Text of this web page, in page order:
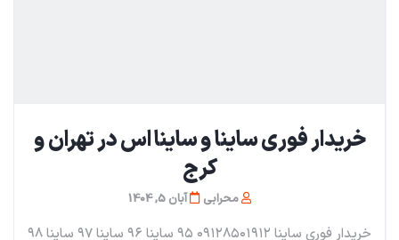
خریدار فوری ساینا و ساینا اس در تهران و
کرج
محرابی آبان 5, 1404
خریدار فوری ساینا ۰۹۱۲۸۵۰۱۹۱۲ ۹۵ ساینا ۹۶ ساینا ۹۷ ساینا ۹۸